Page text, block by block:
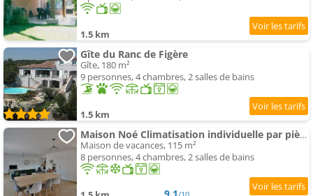
1.5 km
Gîte du Ranc de Figère
Gîte, 180 m²
9 personnes, 4 chambres, 2 salles de bains
1.5 km
Maison Noé Climatisation individuelle par pièce proche du centre-ville
Maison de vacances, 115 m²
8 personnes, 4 chambres, 2 salles de bains